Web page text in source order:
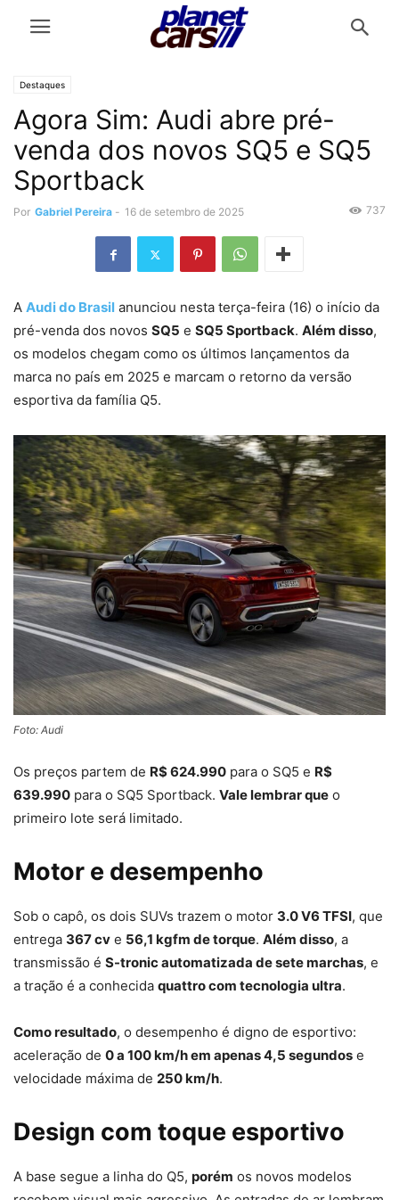
Destaques
Agora Sim: Audi abre pré-
venda dos novos SQ5 e SQ5
Sportback
Por Gabriel Pereira - 16 de setembro de 2025 737
A Audi do Brasil anunciou nesta terça-feira (16) o início da
pré-venda dos novos SQ5 e SQ5 Sportback. Além disso,
os modelos chegam como os últimos lançamentos da
marca no país em 2025 e marcam o retorno da versão
esportiva da família Q5.
Foto: Audi
Os preços partem de R$ 624.990 para o SQ5 e R$
639.990 para o SQ5 Sportback. Vale lembrar que o
primeiro lote será limitado.
Motor e desempenho
Sob o capô, os dois SUVs trazem o motor 3.0 V6 TFSI, que
entrega 367 cv e 56,1 kgfm de torque. Além disso, a
transmissão é S-tronic automatizada de sete marchas, e
a tração é a conhecida quattro com tecnologia ultra.
Como resultado, o desempenho é digno de esportivo:
aceleração de 0 a 100 km/h em apenas 4,5 segundos e
velocidade máxima de 250 km/h.
Design com toque esportivo
A base segue a linha do Q5, porém os novos modelos